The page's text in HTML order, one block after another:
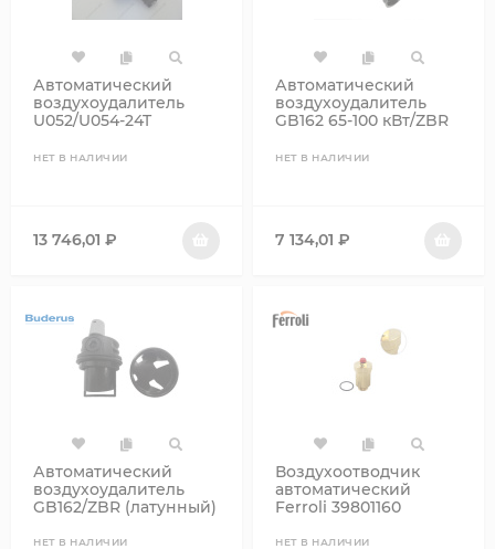
Автоматический
воздухоудалитель
U052/U054-24T
НЕТ В НАЛИЧИИ
13 746,01 ₽
Автоматический
воздухоудалитель
GB162 65-100 кВт/ZBR
8738900323
НЕТ В НАЛИЧИИ
7 134,01 ₽
Автоматический
воздухоудалитель
GB162/ZBR (латунный)
НЕТ В НАЛИЧИИ
Воздухоотводчик
автоматический
Ferroli 39801160
НЕТ В НАЛИЧИИ